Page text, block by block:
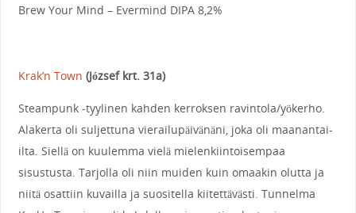
Brew Your Mind – Evermind DIPA 8,2%
Krak’n Town (József krt. 31a)
Steampunk -tyylinen kahden kerroksen ravintola/yökerho.
Alakerta oli suljettuna vierailupäivänäni, joka oli maanantai-
ilta. Siellä on kuulemma vielä mielenkiintoisempaa
sisustusta. Tarjolla oli niin muiden kuin omaakin olutta ja
niitä osattiin kuvailla ja suositella kiitettävästi. Tunnelma